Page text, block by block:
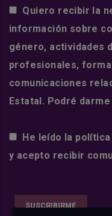
Quiero recibir la
información sobre
género, actividades
profesionales,
comunicaciones
Estatal. Podré
He leído la política
y acepto recibir